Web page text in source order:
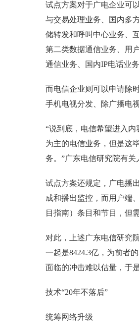
试点方案对于广电企业可
与交易处理业务、国内多
储转发和呼叫中心业务、
第二类数据通信业务、用
通信业务、国内IP电话业务
而电信企业则可以申请除
手机电视分发、除广播电
“说到底，电信希望进入
为主的电信业务，但是这
务。”广东电信研究院有关
试点方案还规定，广电播
成和播出监控，而用户端
目指南）条目和节目，但
对此，上述广东电信研究
一起是8424.3亿，为前者
面临的冲击难以估量，于
技术“20年不落后”
统筹网络升级